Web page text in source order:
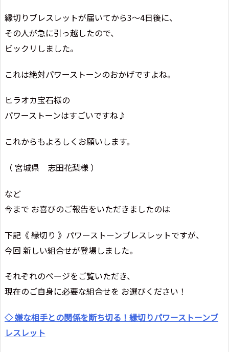
縁切りブレスレットが届いてから3～4日後に、
その人が急に引っ越したので、
ビックリしました。
これは絶対パワーストーンのおかげですよね。
ヒラオカ宝石様の
パワーストーンはすごいですね♪
これからもよろしくお願いします。
（ 宮城県 志田花梨様 ）
など
今まで お喜びのご報告をいただきましたのは
下記《 縁切り 》パワーストーンブレスレットですが、
今回 新しい組合せが登場しました。
それぞれのページをご覧いただき、
現在のご自身に必要な組合せを お選びください！
◇ 嫌な相手との関係を断ち切る！縁切りパワーストーンブ
レスレット